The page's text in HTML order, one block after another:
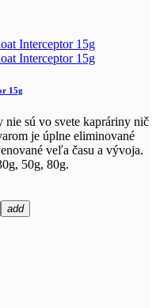
15g
sú vo svete kapráriny nič
je úplne eliminované
veľa času a vývoja.
50g, 80g.
add